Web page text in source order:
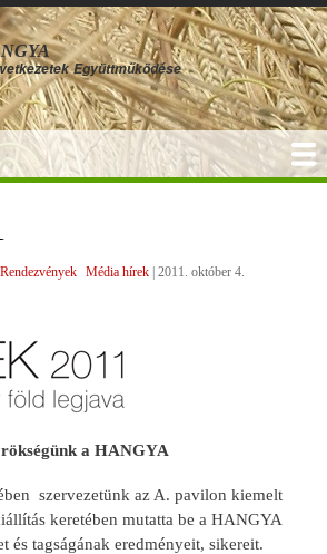
Ugrás
a
tartalomra
Együttműködése
Rendezvények Média hírek 2011. október 4.
a HANGYA
szervezetünk az A. pavilon kiemelt
keretében mutatta be a HANGYA
és tagságának eredményeit, sikereit.